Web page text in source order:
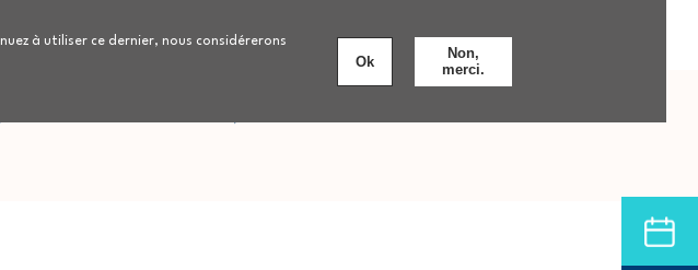
à utiliser ce dernier, nous considérerons
Ok
Non,
merci.
8 établissements